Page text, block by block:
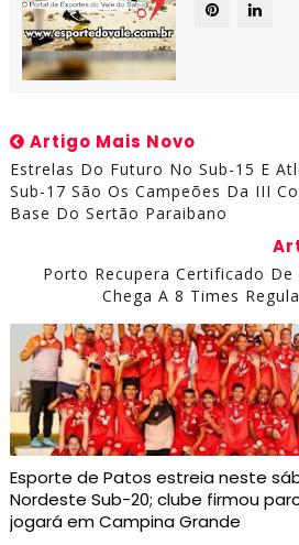
Artigo Mais Novo
Estrelas Do Futuro No Sub-15 E
Sub-17 São Os Campeões Da III
Base Do Sertão Paraibano
Porto Recupera Certificado De
Chega A 8 Times
Esporte de Patos estreia neste
Nordeste Sub-20; clube firmou
jogará em Campina Grande